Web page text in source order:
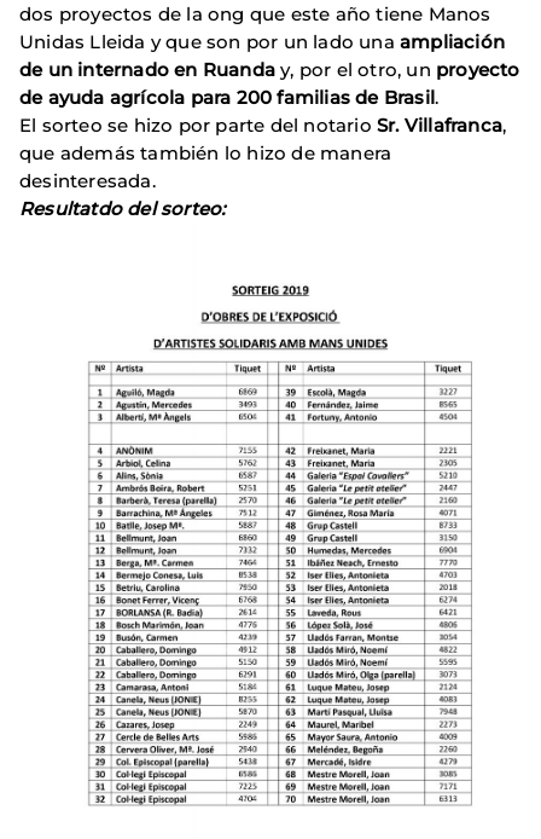
dos proyectos de la ong que este año tiene Manos
Unidas Lleida y que son por un lado unaampliación
de un internado en Ruanda y, por el otro, un proyecto
de ayuda agrícola para 200 familias de Brasil.
El sorteo se hizo por parte del notario Sr. Villafranca,
que además también lo hizo de manera
desinteresada.
Resultatdo del sorteo: